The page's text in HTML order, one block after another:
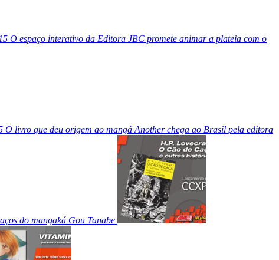
O espaço interativo da Editora JBC promete animar a plateia com o
O livro que deu origem ao mangá Another chega ao Brasil pela editora
do mangaká Gou Tanabe